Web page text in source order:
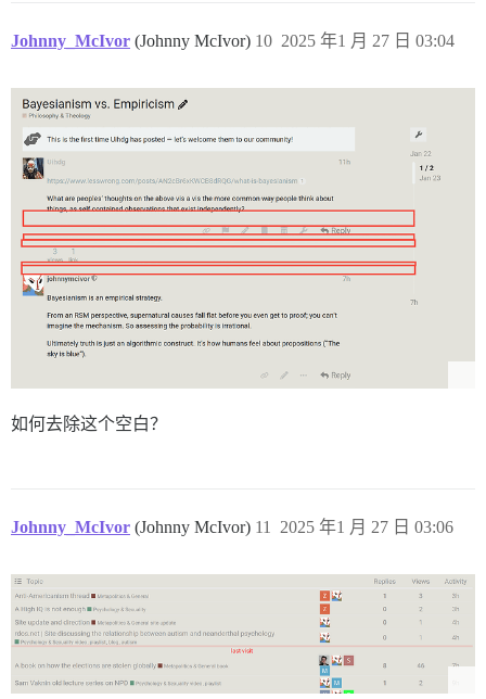
Johnny_McIvor (Johnny McIvor) 2025 年1 月 27 日 03:04
10
如何去除这个空白？
Johnny_McIvor (Johnny McIvor) 2025 年1 月 27 日 03:06
11